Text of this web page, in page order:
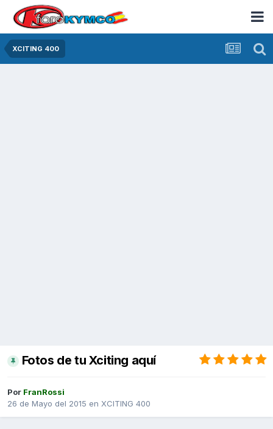
XCITING 400
Fotos de tu Xciting aquí
Por FranRossi
26 de Mayo del 2015 en XCITING 400